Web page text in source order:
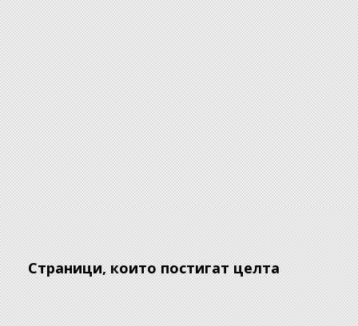
Страници, които постигат целта